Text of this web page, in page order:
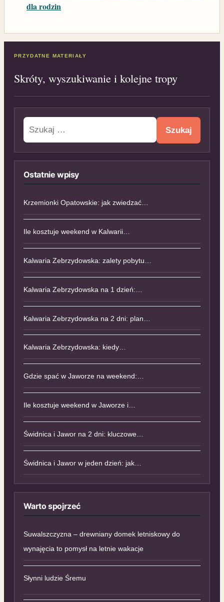
dla rodzin
PRZYDATNE MATERIAŁY
Skróty, wyszukiwanie i kolejne tropy
Szukaj:
Ostatnie wpisy
Krzemionki Opatowskie: jak zwiedzać…
Ile kosztuje weekend w Kalwarii…
Kalwaria Zebrzydowska: zalety pobytu…
Kalwaria Zebrzydowska na 1 dzień:…
Kalwaria Zebrzydowska na 2 dni: plan…
Kalwaria Zebrzydowska: kiedy…
Gdzie spać w Jaworze na weekend:…
Ile kosztuje weekend w Jaworze i…
Świdnica i Jawor na 2 dni: kluczowe…
Świdnica i Jawor w jeden dzień: jak…
Warto spojrzeć
Suwalszczyzna – drewniany domek letniskowy do
wynajęcia to pomysł na letnie wakacje
Słynni ludzie Śremu